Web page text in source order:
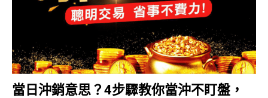
當日沖銷意思？4步驟教你當沖不盯盤，